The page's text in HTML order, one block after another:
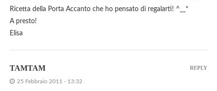
Ricetta della Porta Accanto che ho pensato di regalarti! ^__*
A presto!
Elisa
TAMTAM
25 Febbraio 2011 - 13:32
REPLY